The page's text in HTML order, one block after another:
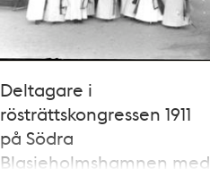
Deltagare i
rösträttskongressen 1911
på Södra
Blasieholmshamnen med